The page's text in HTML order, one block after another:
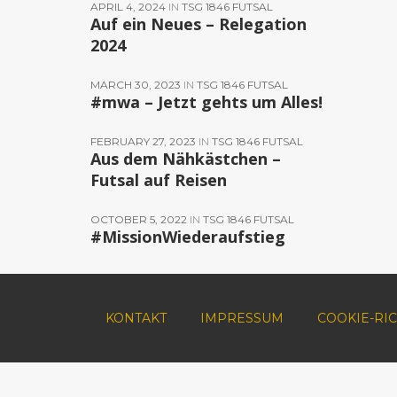
APRIL 4, 2024 IN TSG 1846 FUTSAL
Auf ein Neues – Relegation
2024
MARCH 30, 2023 IN TSG 1846 FUTSAL
#mwa – Jetzt gehts um Alles!
FEBRUARY 27, 2023 IN TSG 1846 FUTSAL
Aus dem Nähkästchen –
Futsal auf Reisen
OCTOBER 5, 2022 IN TSG 1846 FUTSAL
#MissionWiederaufstieg
KONTAKT IMPRESSUM COOKIE-